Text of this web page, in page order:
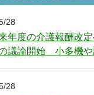
28
年度の介護報酬改定
議論開始 小多機や
28